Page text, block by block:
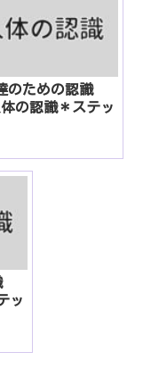
のための認識
体の認識＊ステッ
ッ